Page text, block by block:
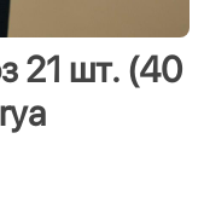
21 шт. (40